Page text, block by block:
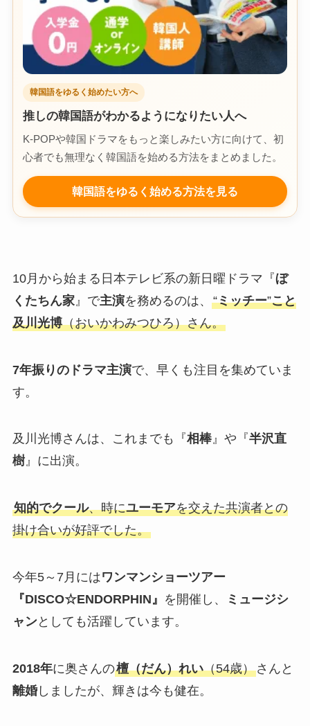
韓国語をゆるく始めたい方へ
推しの韓国語がわかるようになりたい人へ
K-POPや韓国ドラマをもっと楽しみたい方に向けて、初
心者でも無理なく韓国語を始める方法をまとめました。
韓国語をゆるく始める方法を見る
10月から始まる日本テレビ系の新日曜ドラマ『ぼ
くたちん家』で主演を務めるのは、 “ミッチー”こと
及川光博（おいかわみつひろ）さん。
7年振りのドラマ主演で、早くも注目を集めていま
す。
及川光博さんは、これまでも『相棒』や『半沢直
樹』に出演。
知的でクール、時にユーモアを交えた共演者との
掛け合いが好評でした。
今年5～7月にはワンマンショーツアー
『DISCO☆ENDORPHIN』 を開催し、
ミュージシ
ャンとしても活躍しています。
2018年に奥さんの檀（だん）れい（54歳）さんと
離婚しましたが、輝きは今も健在。